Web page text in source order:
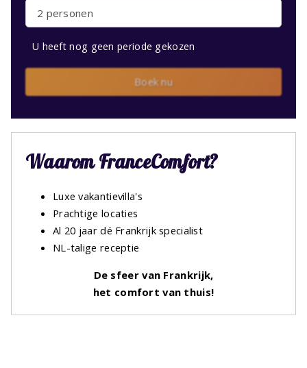
2 personen
U heeft nog geen periode gekozen
Boek nu
Waarom FranceComfort?
Luxe vakantievilla's
Prachtige locaties
Al 20 jaar dé Frankrijk specialist
NL-talige receptie
De sfeer van Frankrijk,
het comfort van thuis!